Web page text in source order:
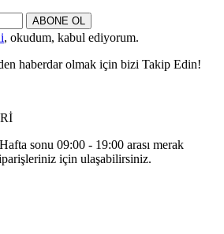
ABONE OL
, okudum, kabul ediyorum.
haberdar olmak için bizi Takip Edin!
sonu 09:00 - 19:00 arası merak
için ulaşabilirsiniz.